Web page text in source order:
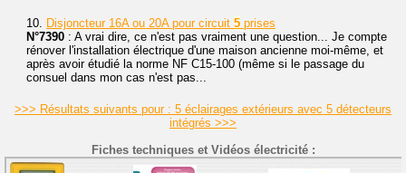
10. Disjoncteur 16A ou 20A pour circuit 5 prises
N°7390 : A vrai dire, ce n'est pas vraiment une question... Je compte
rénover l'installation électrique d'une maison ancienne moi-même, et
après avoir étudié la norme NF C15-100 (même si le passage du
consuel dans mon cas n'est pas...
>>> Résultats suivants pour : 5 éclairages extérieurs avec 5 détecteurs
intégrés >>>
Fiches techniques et Vidéos électricité :